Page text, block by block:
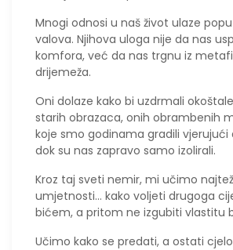
​Mnogi odnosi u naš život ulaze
valova. Njihova uloga nije da nas
komfora, već da nas trgnu iz
drijemeža.
Oni dolaze kako bi uzdrmali
starih obrazaca, onih obrambenih
koje smo godinama gradili vjerujući
dok su nas zapravo samo izolirali.
Kroz taj sveti nemir, mi učimo
umjetnosti... kako voljeti drugoga
bićem, a pritom ne izgubiti vlastitu
Učimo kako se predati, a ostati